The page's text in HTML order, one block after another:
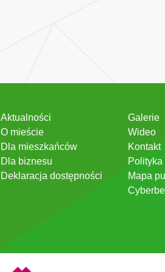
Aktualności
O mieście
Dla mieszkańców
Dla biznesu
Deklaracja dostępności
Galerie
Wideo
Kontakt
Mapa